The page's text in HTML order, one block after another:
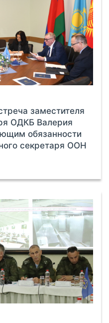
заместителя
ОДКБ Валерия
обязанности
секретаря ООН